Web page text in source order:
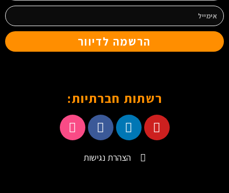
הרשמה לדיוור
רשתות חברתיות:
הצהרת נגישות